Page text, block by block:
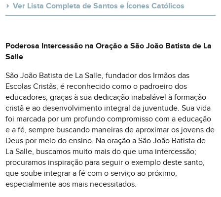
Ver Lista Completa de Santos e Ícones Católicos
Poderosa Intercessão na Oração a São João Batista de La
Salle
São João Batista de La Salle, fundador dos Irmãos das
Escolas Cristãs, é reconhecido como o padroeiro dos
educadores, graças à sua dedicação inabalável à formação
cristã e ao desenvolvimento integral da juventude. Sua vida
foi marcada por um profundo compromisso com a educação
e a fé, sempre buscando maneiras de aproximar os jovens de
Deus por meio do ensino. Na oração a São João Batista de
La Salle, buscamos muito mais do que uma intercessão;
procuramos inspiração para seguir o exemplo deste santo,
que soube integrar a fé com o serviço ao próximo,
especialmente aos mais necessitados.